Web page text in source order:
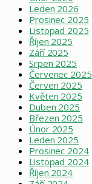
Leden 2026
Prosinec 2025
Listopad 2025
Říjen 2025
Září 2025
Srpen 2025
Červenec 2025
Červen 2025
Květen 2025
Duben 2025
Březen 2025
Únor 2025
Leden 2025
Prosinec 2024
Listopad 2024
Říjen 2024